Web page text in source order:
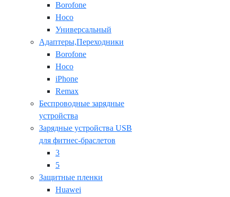
Borofone
Hoco
Универсальный
Адаптеры,Переходники
Borofone
Hoco
iPhone
Remax
Беспроводные зарядные
устройства
Зарядные устройства USB
для фитнес-браслетов
3
5
Защитные пленки
Huawei